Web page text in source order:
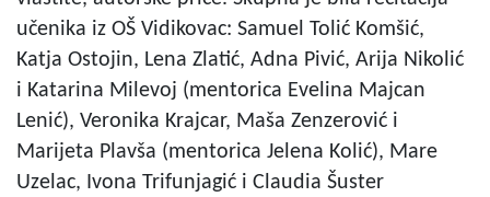
učenika iz OŠ Vidikovac: Samuel Tolić Komšić,
Katja Ostojin, Lena Zlatić, Adna Pivić, Arija Nikolić
i Katarina Milevoj (mentorica Evelina Majcan
Lenić), Veronika Krajcar, Maša Zenzerović i
Marijeta Plavša (mentorica Jelena Kolić), Mare
Uzelac, Ivona Trifunjagić i Claudia Šuster